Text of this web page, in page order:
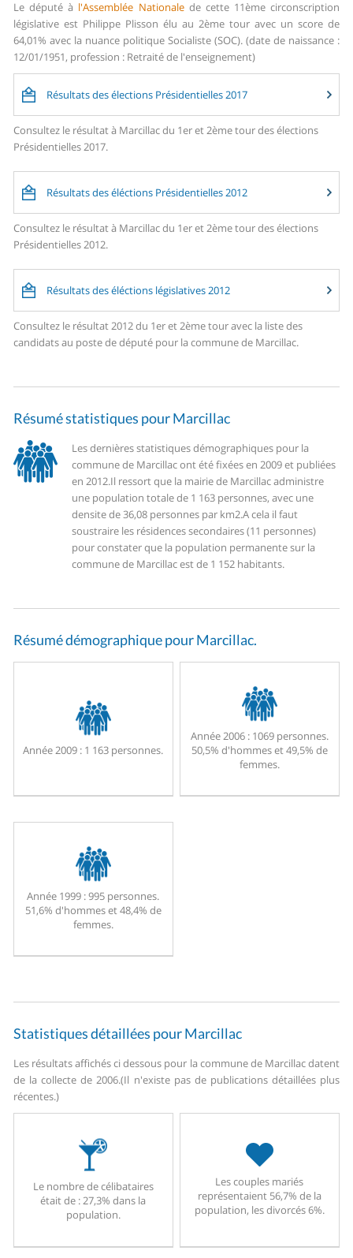
Le député à l'Assemblée Nationalede cette 11ème circonscription
législative est Philippe Plisson élu au 2ème tour avec un score de
64,01% avec la nuance politique Socialiste (SOC). (date de naissance :
12/01/1951, profession : Retraité de l'enseignement)
Résultats des élections Présidentielles 2017
Consultez le résultat à Marcillac du 1er et 2ème tour des élections
Présidentielles 2017.
Résultats des éléctions Présidentielles 2012
Consultez le résultat à Marcillac du 1er et 2ème tour des élections
Présidentielles 2012.
Résultats des éléctions législatives 2012
Consultez le résultat 2012 du 1er et 2ème tour avec la liste des
candidats au poste de député pour la commune de Marcillac.
Résumé statistiques pour Marcillac
Les dernières statistiques démographiques pour la
commune de Marcillac ont été fixées en 2009 et publiées
en 2012.Il ressort que la mairie de Marcillac administre
une population totale de 1 163 personnes, avec une
densite de 36,08 personnes par km2.A cela il faut
soustraire les résidences secondaires (11 personnes)
pour constater que la population permanente sur la
commune de Marcillac est de 1 152 habitants.
Résumé démographique pour Marcillac.
Année 2009 : 1 163 personnes.
Année 2006 :1069 personnes.
50,5% d'hommes et 49,5% de
femmes.
Année 1999 :995 personnes.
51,6% d'hommes et 48,4% de
femmes.
Statistiques détaillées pour Marcillac
Les résultats affichés ci dessous pour la commune de Marcillac datent
de la collecte de 2006.(Il n'existe pas de publications détaillées plus
récentes.)
Le nombre de célibataires
était de : 27,3% dans la
population.
Les couples mariés
représentaient 56,7% de la
population, les divorcés 6%.